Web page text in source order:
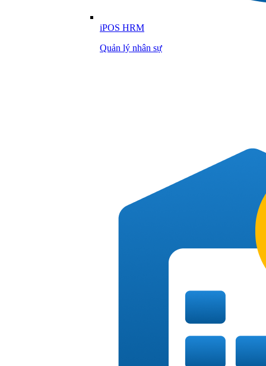
iPOS HRM
Quản lý nhân sự